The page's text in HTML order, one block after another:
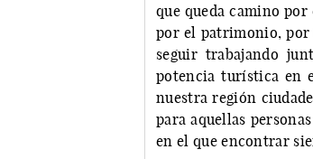
que queda camino
por el patrimonio, por
seguir trabajando
potencia turística en
nuestra región
para aquellas
en el que encontrar